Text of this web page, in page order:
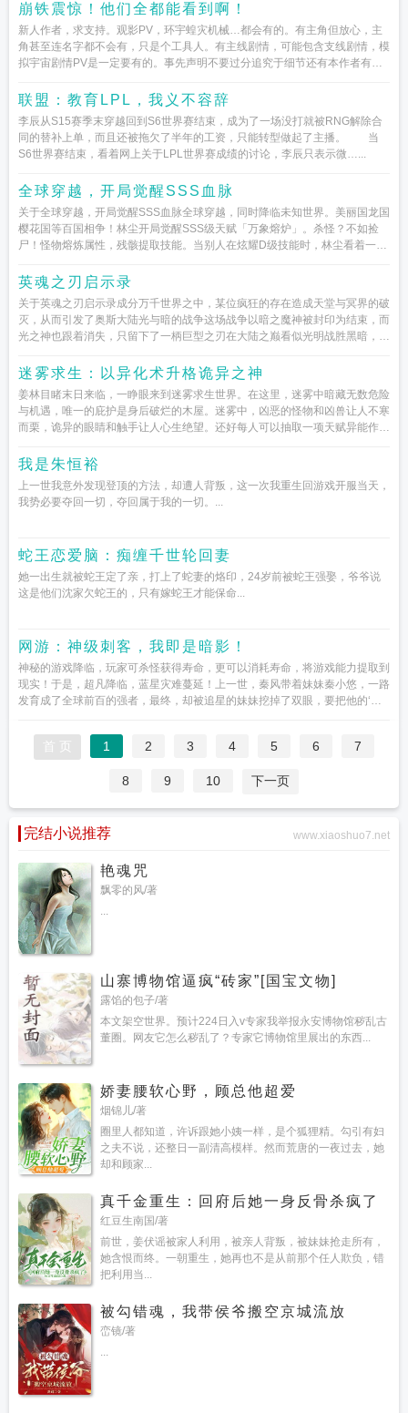
崩铁震惊！他们全都能看到啊！
新人作者，求支持。观影PV，环宇蝗灾机械…都会有的。有主角但放心，主
角甚至连名字都不会有，只是个工具人。有主线剧情，可能包含支线剧情，模
拟宇宙剧情PV是一定要有的。事先声明不要过分追究于细节还有本作者有些
联盟：教育LPL，我义不容辞
李辰从S15赛季末穿越回到S6世界赛结束，成为了一场没打就被RNG解除合
同的替补上单，而且还被拖欠了半年的工资，只能转型做起了主播。 当
S6世界赛结束，看着网上关于LPL世界赛成绩的讨论，李辰只表示微…...
全球穿越，开局觉醒SSS血脉
关于全球穿越，开局觉醒SSS血脉全球穿越，同时降临未知世界。美丽国龙国
樱花国等百国相争！林尘开局觉醒SSS级天赋「万象熔炉」。杀怪？不如捡
尸！怪物熔炼属性，残骸提取技能。当别人在炫耀D级技能时，林尘看着一背
英魂之刃启示录
关于英魂之刃启示录成分万千世界之中，某位疯狂的存在造成天堂与冥界的破
灭，从而引发了奥斯大陆光与暗的战争这场战争以暗之魔神被封印为结束，而
光之神也跟着消失，只留下了一柄巨型之刃在大陆之巅看似光明战胜黑暗，殊
迷雾求生：以异化术升格诡异之神
姜林目睹末日来临，一睁眼来到迷雾求生世界。在这里，迷雾中暗藏无数危险
与机遇，唯一的庇护是身后破烂的木屋。迷雾中，凶恶的怪物和凶兽让人不寒
而栗，诡异的眼睛和触手让人心生绝望。还好每人可以抽取一项天赋异能作为
我是朱恒裕
上一世我意外发现登顶的方法，却遭人背叛，这一次我重生回游戏开服当天，
我势必要夺回一切，夺回属于我的一切。...
蛇王恋爱脑：痴缠千世轮回妻
她一出生就被蛇王定了亲，打上了蛇妻的烙印，24岁前被蛇王强娶，爷爷说
这是他们沈家欠蛇王的，只有嫁蛇王才能保命...
网游：神级刺客，我即是暗影！
神秘的游戏降临，玩家可杀怪获得寿命，更可以消耗寿命，将游戏能力提取到
现实！于是，超凡降临，蓝星灾难蔓延！上一世，秦风带着妹妹秦小悠，一路
发育成了全球前百的强者，最终，却被追星的妹妹挖掉了双眼，要把他的‘古
首 页 1 2 3 4 5 6 7
8 9 10 下一页
完结小说推荐 www.xiaoshuo7.net
艳魂咒
飘零的风/著
...
山寨博物馆逼疯“砖家”[国宝文物]
露馅的包子/著
本文架空世界。预计224日入v专家我举报永安博物馆秽乱古
董圈。网友它怎么秽乱了？专家它博物馆里展出的东西...
娇妻腰软心野，顾总他超爱
烟锦儿/著
圈里人都知道，许诉跟她小姨一样，是个狐狸精。勾引有妇
之夫不说，还整日一副清高模样。然而荒唐的一夜过去，她
却和顾家...
真千金重生：回府后她一身反骨杀疯了
红豆生南国/著
前世，姜伏谣被家人利用，被亲人背叛，被妹妹抢走所有，
她含恨而终。一朝重生，她再也不是从前那个任人欺负，错
把利用当...
被勾错魂，我带侯爷搬空京城流放
峦镜/著
...